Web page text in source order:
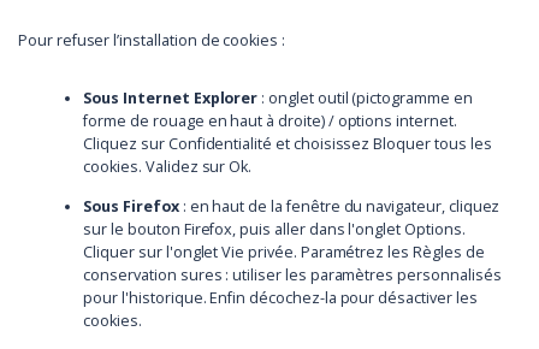
Pour refuser l’installation de cookies :
Sous Internet Explorer : onglet outil (pictogramme en
forme de rouage en haut à droite) / options internet.
Cliquez sur Confidentialité et choisissez Bloquer tous les
cookies. Validez sur Ok.
Sous Firefox: en haut de la fenêtre du navigateur, cliquez
sur le bouton Firefox, puis aller dans l'onglet Options.
Cliquer sur l'onglet Vie privée. Paramétrez les Règles de
conservation sures : utiliser les paramètres personnalisés
pour l'historique. Enfin décochez-la pour désactiver les
cookies.